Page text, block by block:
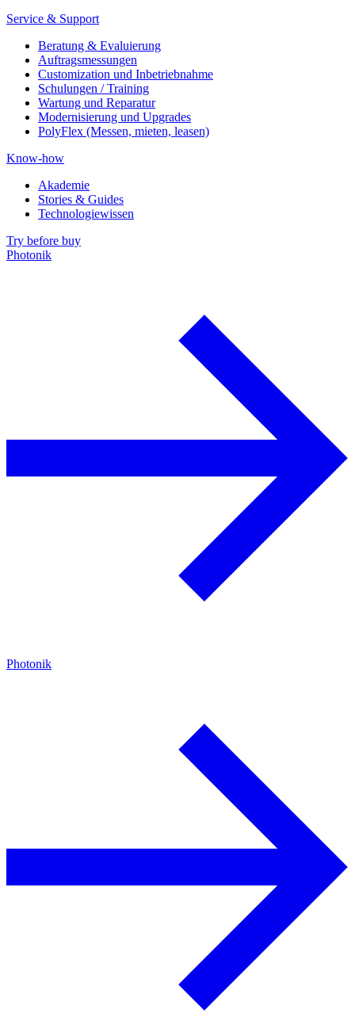
Service & Support
Beratung & Evaluierung
Auftragsmessungen
Customization und Inbetriebnahme
Schulungen / Training
Wartung und Reparatur
Modernisierung und Upgrades
PolyFlex (Messen, mieten, leasen)
Know-how
Akademie
Stories & Guides
Technologiewissen
Try before buy
Photonik
Photonik